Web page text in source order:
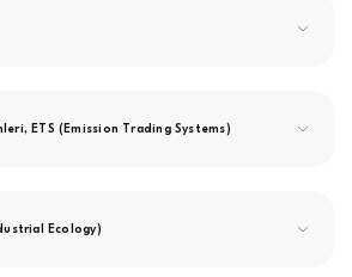
ETS (Emission Trading Systems)
Ecology)